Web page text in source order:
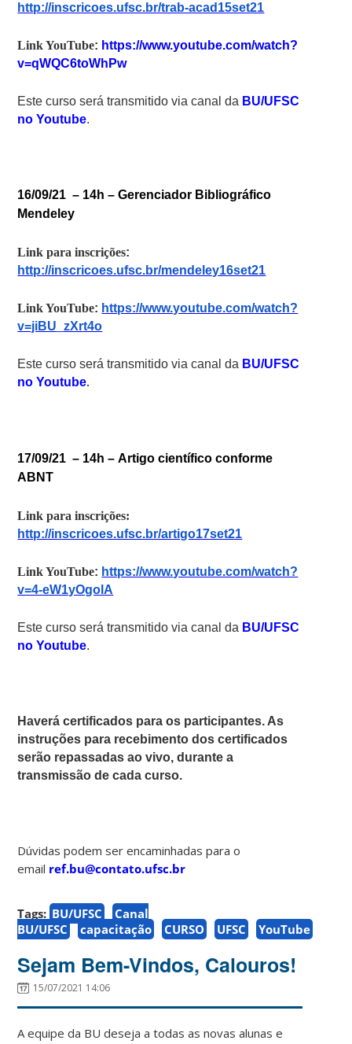
http://inscricoes.ufsc.br/trab-acad15set21
Link YouTube: https://www.youtube.com/watch?
v=qWQC6toWhPw
Este curso será transmitido via canal da BU/UFSC
no Youtube.
16/09/21 – 14h – Gerenciador Bibliográfico
Mendeley
Link para inscrições:
http://inscricoes.ufsc.br/mendeley16set21
Link YouTube: https://www.youtube.com/watch?
v=jiBU_zXrt4o
Este curso será transmitido via canal da BU/UFSC
no Youtube.
17/09/21 – 14h – Artigo científico conforme
ABNT
Link para inscrições:
http://inscricoes.ufsc.br/artigo17set21
Link YouTube: https://www.youtube.com/watch?
v=4-eW1yOgolA
Este curso será transmitido via canal da BU/UFSC
no Youtube.
Haverá certificados para os participantes. As
instruções para recebimento dos certificados
serão repassadas ao vivo, durante a
transmissão de cada curso.
Dúvidas podem ser encaminhadas para o
email ref.bu@contato.ufsc.br
Tags: BU/UFSC
Canal
BU/UFSC
capacitação CURSO UFSC YouTube
Sejam Bem-Vindos, Calouros!
15/07/2021 14:06
A equipe da BU deseja a todas as novas alunas e